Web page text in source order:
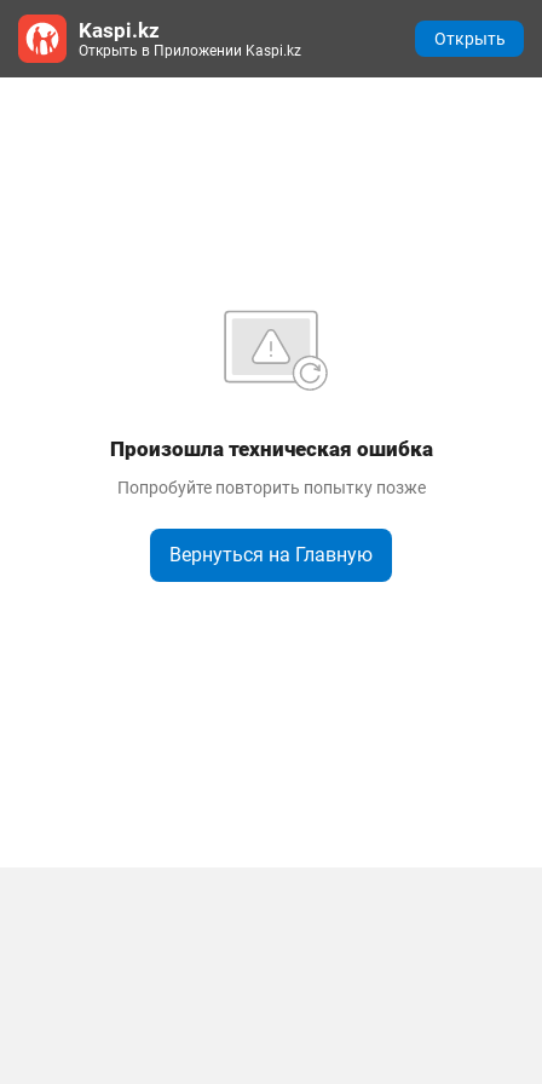
Произошла техническая ошибка
Попробуйте повторить попытку позже
Вернуться на Главную
Kaspi.kz
Открыть в Приложении Kaspi.kz
Открыть